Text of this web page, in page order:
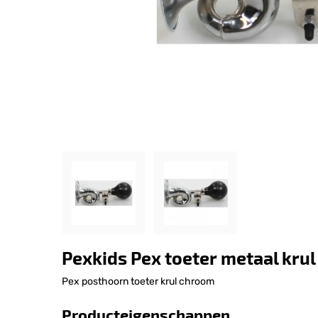
Pexkids Pex toeter metaal
Pex posthoorn toeter krul chroom